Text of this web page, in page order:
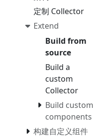
定制 Collector
Extend
Build from
source
Build a
custom
Collector
Build custom
components
构建自定义组件